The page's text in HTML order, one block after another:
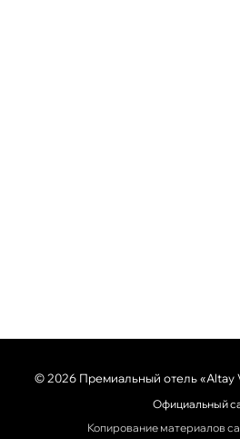
© 2026 Премиальный отель «Altay
Официальный
Копирование материалов